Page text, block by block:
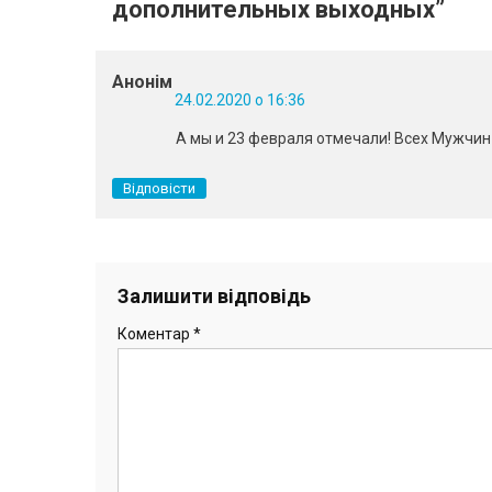
дополнительных выходных”
Анонім
24.02.2020 о 16:36
А мы и 23 февраля отмечали! Всех Мужчин
Відповісти
Залишити відповідь
Коментар *